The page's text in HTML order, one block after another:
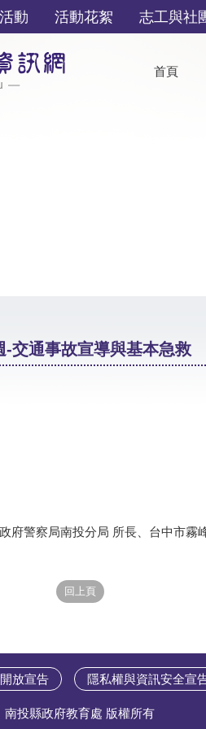
動 活動花絮 志工與社
首頁
交通事故宣導與基本急救
府警察局南投分局 所長、台中市霧
放宣告 隱私權與資訊安全宣
南投縣政府教育處 版權所有